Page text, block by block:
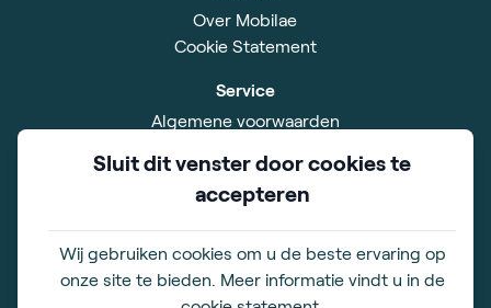
Over Mobilae
Cookie Statement
Service
Algemene voorwaarden
Disclaimer
Impressum
Xavier De Cocklaan 42
Sluit dit venster door cookies te
accepteren
Wij gebruiken cookies om u de beste ervaring op
onze site te bieden. Meer informatie vindt u in de